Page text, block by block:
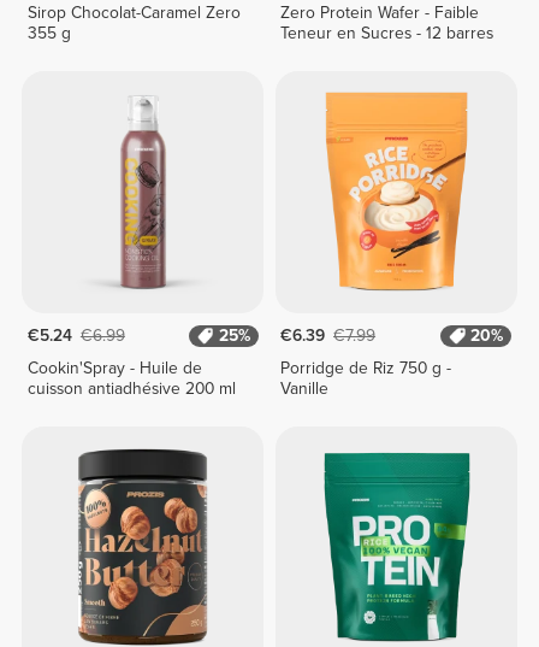
Sirop Chocolat-Caramel Zero
355 g
Zero Protein Wafer - Faible
Teneur en Sucres - 12 barres
€5.24 €6.99
25%
Cookin'Spray - Huile de
cuisson antiadhésive 200 ml
€6.39 €7.99
20%
Porridge de Riz 750 g -
Vanille